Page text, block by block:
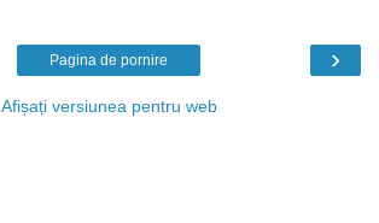
›
Pagina de pornire
Afișați versiunea pentru web